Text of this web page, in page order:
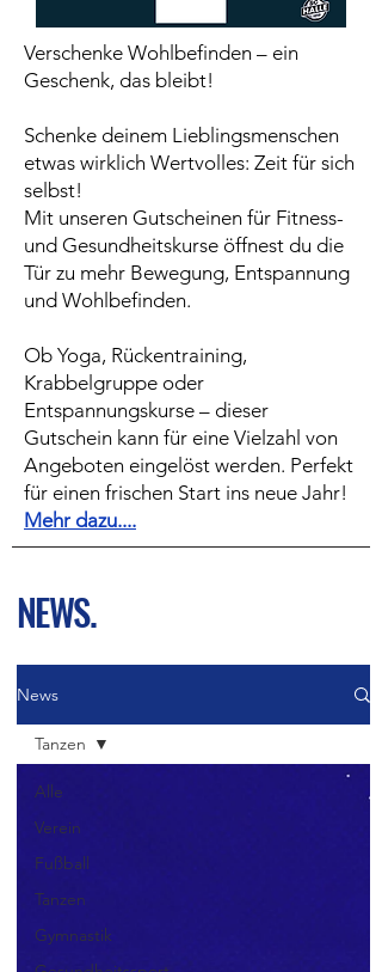
Verschenke Wohlbefinden – ein
Geschenk, das bleibt!
Schenke deinem Lieblingsmenschen
etwas wirklich Wertvolles: Zeit für sich
selbst!
Mit unseren Gutscheinen für Fitness-
und Gesundheitskurse öffnest du die
Tür zu mehr Bewegung, Entspannung
und Wohlbefinden.
Ob Yoga, Rückentraining,
Krabbelgruppe oder
Entspannungskurse – dieser
Gutschein kann für eine Vielzahl von
Angeboten eingelöst werden. Perfekt
für einen frischen Start ins neue Jahr!
Mehr dazu....
NEWS.
News
Alle
Verein
Fußball
Tanzen
Gymnastik
Tanzen